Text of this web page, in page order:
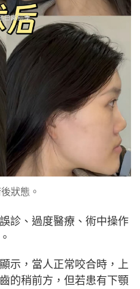
狀態。
診、過度醫療、術中操作
示，當人正常咬合時，上
的稍前方，但若患有下顎